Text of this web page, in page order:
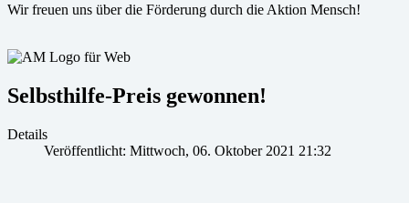
Wir freuen uns über die Förderung durch die Aktion Mensch!
Selbsthilfe-Preis gewonnen!
Details
Veröffentlicht: Mittwoch, 06. Oktober 2021 21:32